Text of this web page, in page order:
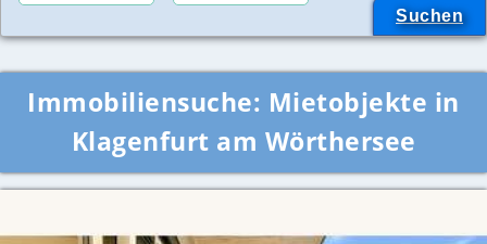
Immobiliensuche: Mietobjekte in
Klagenfurt am Wörthersee